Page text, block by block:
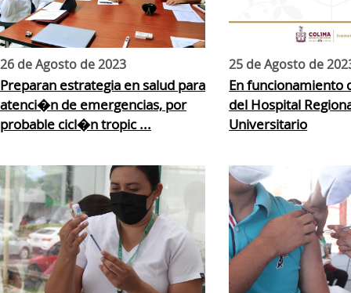
26 de Agosto de 2023
Preparan estrategia en salud para
atenci�n de emergencias, por
probable cicl�n tropic ...
25 de Agosto de
En
del Hospital
Universitario